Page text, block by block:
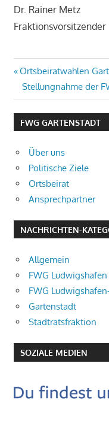
Dr. Rainer Metz
Fraktionsvorsitzender
Vorheriger
Beitrag:
Ortsbeiratwahlen
Nächster
Beitrag:
Stellungnahme der
FWG GARTENSTADT
Über uns
Politische Ziele
Ortsbeirat
Ansprechpartner
NACHRICHTEN-
Allgemein
FWG Ludwigshafen
FWG
Gartenstadt
Stadtratsfraktion
SOZIALE MEDIEN